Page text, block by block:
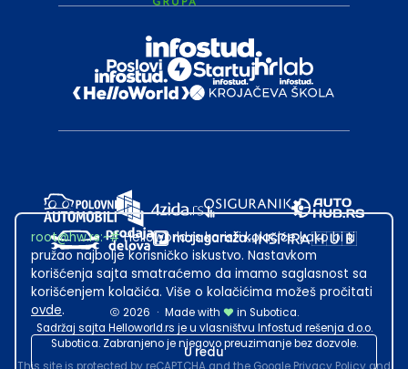
2026 · Made with
in Subotica.
Sadržaj sajta Helloworld.rs je u vlasništvu Infostud rešenja d.o.o.
Subotica. Zabranjeno je njegovo preuzimanje bez dozvole.
root@hw.rs:~#Helloworld.rs koristi kolačiće kako bi ti
pružao najbolje korisničko iskustvo. Nastavkom
korišćenja sajta smatraćemo da imamo saglasnost sa
korišćenjem kolačića. Više o kolačićima možeš pročitati
ovde.
U redu